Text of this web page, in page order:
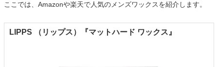
ここでは、Amazonや楽天で人気のメンズワックスを紹介します。
LIPPS （リップス）『マットハード ワックス』